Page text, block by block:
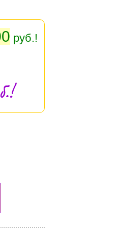
руб.!